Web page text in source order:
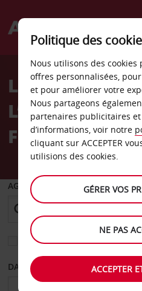
Welcome
AvisLA LOCATION
L’AEROPORT
FIUMICINO
AGENCE DE DÉPART
Sélectionnez une autre
DATE DE DÉPART
Politique des
Nous utilisons des cookies
offres personnalisées,
et pour améliorer votre
Nous partageons
partenaires publicitaires
d’informations, voir notre
cliquant sur ACCEPTER
utilisions des cookies.
GÉRER VOS
NE PAS
ACCEPTER